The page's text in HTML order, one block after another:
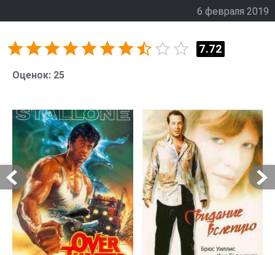
6 февраля 2019
7.72
Оценок: 25